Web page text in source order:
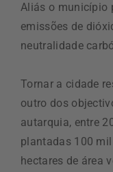
Aliás o município
emissões de
neutralidade
Tornar a cidade
outro dos
autarquia, entre
plantadas 100
hectares de área